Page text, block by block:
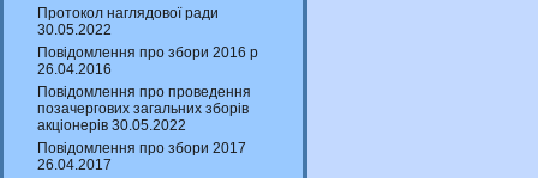
Протокол наглядової ради
30.05.2022
Повідомлення про збори 2016 р
26.04.2016
Повідомлення про проведення
позачергових загальних зборів
акціонерів 30.05.2022
Повідомлення про збори 2017
26.04.2017